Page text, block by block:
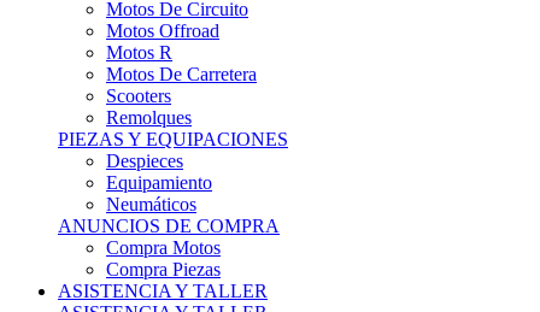
Motos R
Motos De Carretera
Scooters
Remolques
PIEZAS Y EQUIPACIONES
Despieces
Equipamiento
Neumáticos
ANUNCIOS DE COMPRA
Compra Motos
Compra Piezas
ASISTENCIA Y TALLER
ASISTENCIA Y TALLER
Camiones